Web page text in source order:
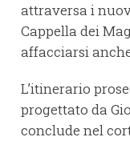
attraversa i
Cappella dei
affacciarsi
L’itinerario
progettato da
conclude nel